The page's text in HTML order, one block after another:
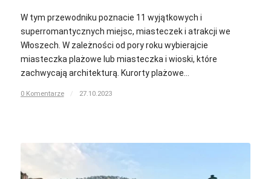
W tym przewodniku poznacie 11 wyjątkowych i
superromantycznych miejsc, miasteczek i atrakcji we
Włoszech. W zależności od pory roku wybierajcie
miasteczka plażowe lub miasteczka i wioski, które
zachwycają architekturą. Kurorty plażowe…
0 Komentarze / 27.10.2023